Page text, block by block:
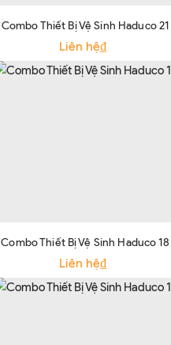
Combo Thiết Bị Vệ Sinh Haduco 21
Liên hệ₫
Combo Thiết Bị Vệ Sinh Haduco 18
Liên hệ₫